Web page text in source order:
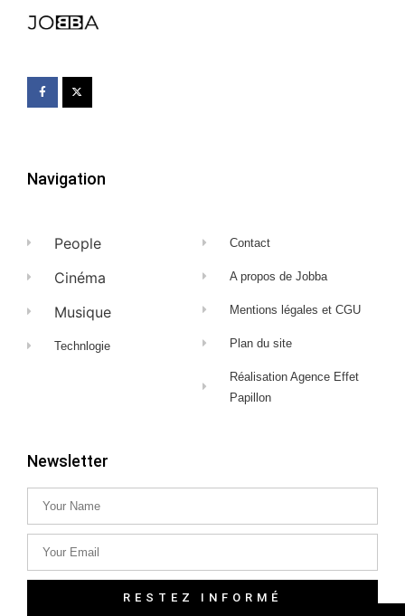
Navigation
People
Cinéma
Musique
Technlogie
Contact
A propos de Jobba
Mentions légales et CGU
Plan du site
Réalisation Agence Effet
Papillon
Newsletter
RESTEZ INFORMÉ